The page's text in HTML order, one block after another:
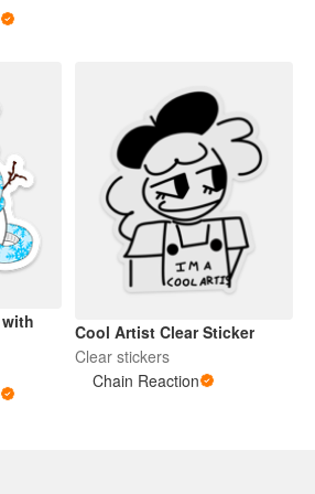
Cool Artist Clear Sticker
Clear stickers
Chain Reaction